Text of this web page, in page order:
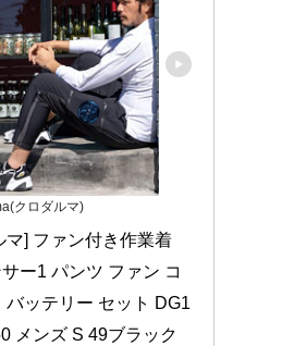
クロダルマ)
マ] ファン付き作業着
ー1 パンツ ファン コ
バッテリー セット DG1
メンズ S 49ブラック